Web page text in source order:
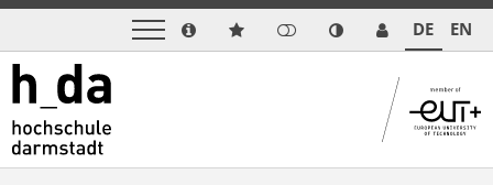
DE EN